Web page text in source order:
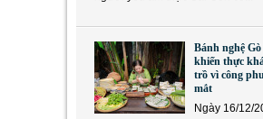
Bánh nghệ
khiến thực
trồ vì công
mắt
Ngày 16/12/